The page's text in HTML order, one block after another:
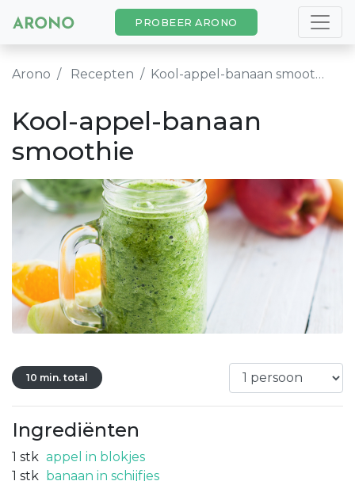
PROBEER ARONO
Arono Recepten Kool-appel-banaan smoothie
Kool-appel-banaan
smoothie
10 min. total
Ingrediënten
1 stk appel in blokjes
1 stk banaan in schijfjes